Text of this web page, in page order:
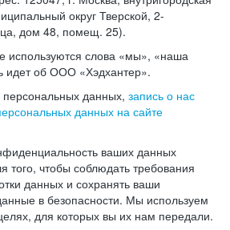
округ Тверской, 2-
дом 48, помещ. 25).
используются слова «мы», «наша
идет об ООО «Хэдхантер».
данных, запись о нас
данных на сайте
ваших данных
того, чтобы соблюдать требования
данных и сохранять ваши
в безопасности. Мы используем
для которых вы их нам передали.